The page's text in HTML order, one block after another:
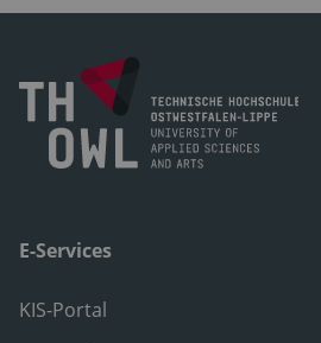
E-Services
KIS-Portal